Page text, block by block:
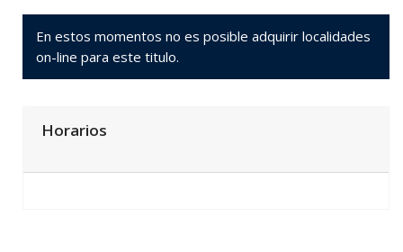
En estos momentos no es posible adquirir localidades
on-line para este titulo.
Horarios